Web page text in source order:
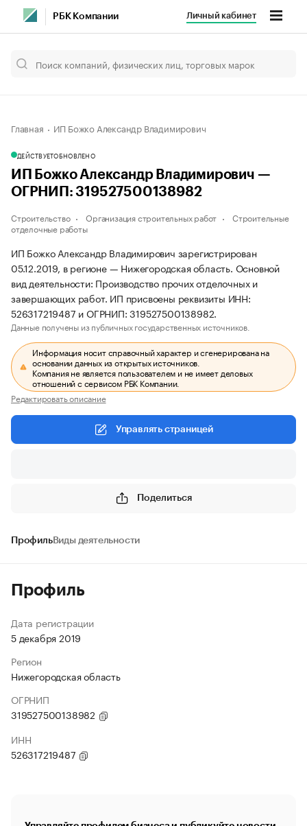
РБК Компании Личный кабинет
Главная ИП Божко Александр Владимирович
ДЕЙСТВУЕТОБНОВЛЕНО
ИП Божко Александр Владимирович —
ОГРНИП: 319527500138982
Строительство Организация строительных работ
Строительные
отделочные работы
ИП Божко Александр Владимирович зарегистрирован
05.12.2019, в регионе — Нижегородская область. Основной
вид деятельности: Производство прочих отделочных и
завершающих работ. ИП присвоены реквизиты ИНН:
526317219487 и ОГРНИП: 319527500138982.
Данные получены из публичных государственных источников.
Информация носит справочный характер и сгенерирована на
основании данных из открытых источников.
Компания не является пользователем и не имеет деловых
отношений с сервисом РБК Компании.
Редактировать описание
Управлять страницей
Поделиться
ПрофильВиды деятельности
Профиль
Дата регистрации
5 декабря 2019
Регион
Нижегородская область
ОГРНИП
319527500138982
ИНН
526317219487